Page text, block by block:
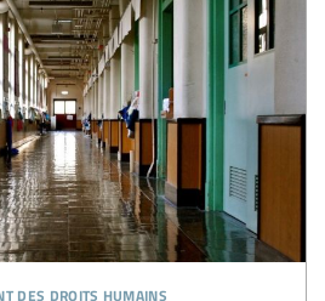
des droits humains